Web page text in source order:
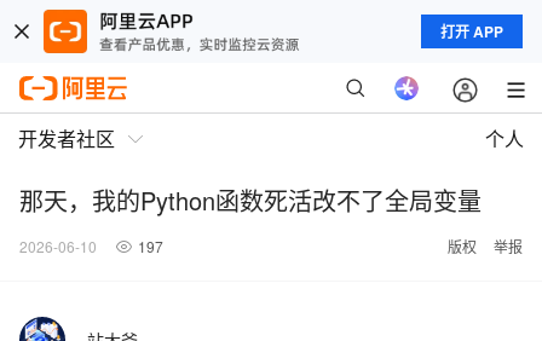
打开 APP
开发者社区 个人
那天，我的Python函数死活改不了全局变量
2026-06-10 197 版权 举报